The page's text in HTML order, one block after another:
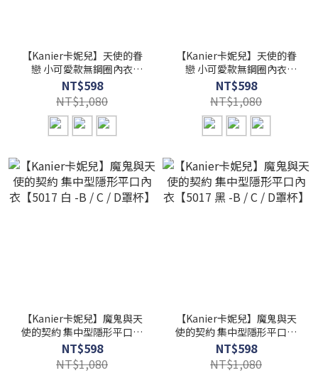
【Kanier卡妮兒】天使的眷
戀 小可愛款無鋼圈內衣
【5007 芋頭紫 -B / C罩杯】
NT$598
NT$1,080
【Kanier卡妮兒】天使的眷
戀 小可愛款無鋼圈內衣
【5007 個性黑 -B / C罩杯】
NT$598
NT$1,080
【Kanier卡妮兒】魔鬼與天
使的契約 集中型隱形平口內
衣【5017 白 -B / C / D罩
杯】
NT$598
NT$1,080
【Kanier卡妮兒】魔鬼與天
使的契約 集中型隱形平口內
衣【5017 黑 -B / C / D罩
杯】
NT$598
NT$1,080